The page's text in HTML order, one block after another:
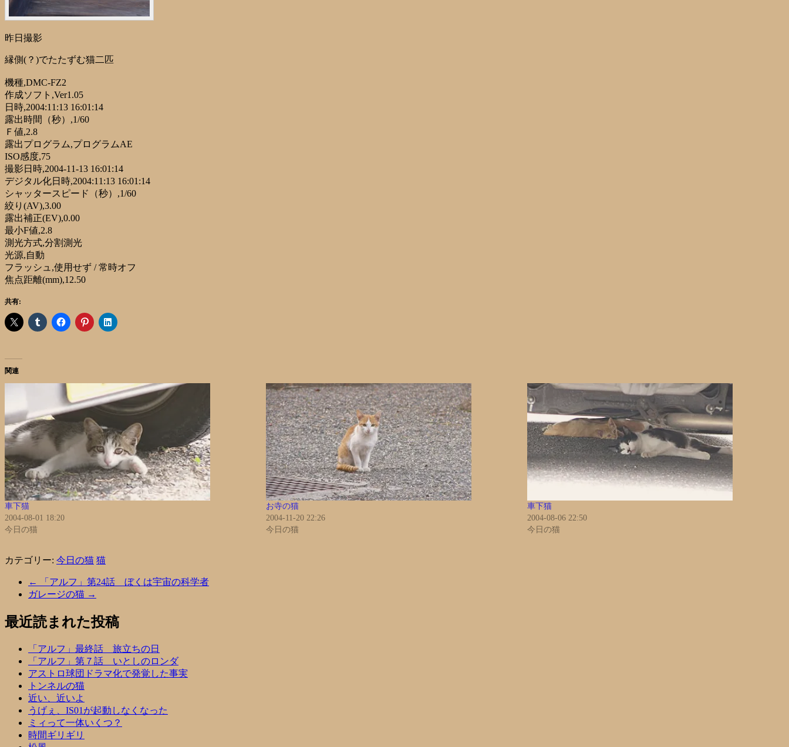
昨日撮影
縁側(？)でたたずむ猫二匹
機種,DMC-FZ2
作成ソフト,Ver1.05
日時,2004:11:13 16:01:14
露出時間（秒）,1/60
Ｆ値,2.8
露出プログラム,プログラムAE
ISO感度,75
撮影日時,2004-11-13 16:01:14
デジタル化日時,2004:11:13 16:01:14
シャッタースピード（秒）,1/60
絞り(AV),3.00
露出補正(EV),0.00
最小F値,2.8
測光方式,分割測光
光源,自動
フラッシュ,使用せず / 常時オフ
焦点距離(mm),12.50
共有:
関連
車下猫
2004-08-01 18:20
今日の猫
お寺の猫
2004-11-20 22:26
今日の猫
車下猫
2004-08-06 22:50
今日の猫
カテゴリー: 今日の猫 猫
←
「アルフ」第24話 ぼくは宇宙の科学者
ガレージの猫 →
最近読まれた投稿
「アルフ」最終話 旅立ちの日
「アルフ」第７話 いとしのロンダ
アストロ球団ドラマ化で発覚した事実
トンネルの猫
近い、近いよ
うげぇ、IS01が起動しなくなった
ミィって一体いくつ？
時間ギリギリ